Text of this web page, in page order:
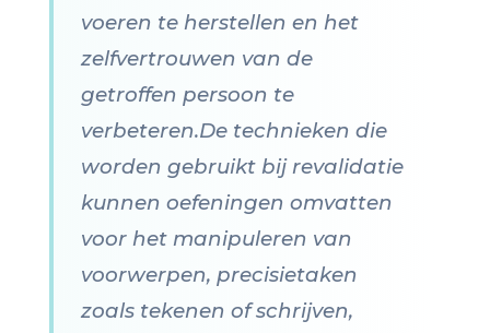
voeren te herstellen en het
zelfvertrouwen van de
getroffen persoon te
verbeteren.De technieken die
worden gebruikt bij revalidatie
kunnen oefeningen omvatten
voor het manipuleren van
voorwerpen, precisietaken
zoals tekenen of schrijven,